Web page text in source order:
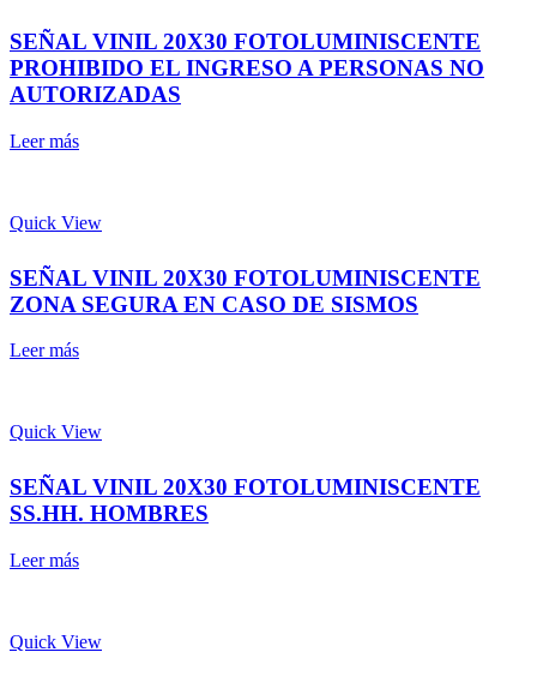
SEÑAL VINIL 20X30 FOTOLUMINISCENTE
PROHIBIDO EL INGRESO A PERSONAS NO
AUTORIZADAS
Leer más
Quick View
SEÑAL VINIL 20X30 FOTOLUMINISCENTE
ZONA SEGURA EN CASO DE SISMOS
Leer más
Quick View
SEÑAL VINIL 20X30 FOTOLUMINISCENTE
SS.HH. HOMBRES
Leer más
Quick View